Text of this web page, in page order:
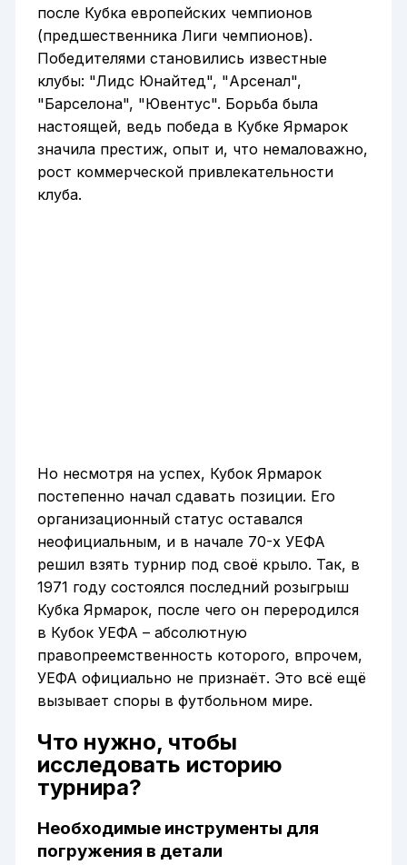
после Кубка европейских чемпионов
(предшественника Лиги чемпионов).
Победителями становились известные
клубы: "Лидс Юнайтед", "Арсенал",
"Барселона", "Ювентус". Борьба была
настоящей, ведь победа в Кубке Ярмарок
значила престиж, опыт и, что немаловажно,
рост коммерческой привлекательности
клуба.
Но несмотря на успех, Кубок Ярмарок
постепенно начал сдавать позиции. Его
организационный статус оставался
неофициальным, и в начале 70-х УЕФА
решил взять турнир под своё крыло. Так, в
1971 году состоялся последний розыгрыш
Кубка Ярмарок, после чего он переродился
в Кубок УЕФА – абсолютную
правопреемственность которого, впрочем,
УЕФА официально не признаёт. Это всё ещё
вызывает споры в футбольном мире.
Что нужно, чтобы
исследовать историю
турнира?
Необходимые инструменты для
погружения в детали